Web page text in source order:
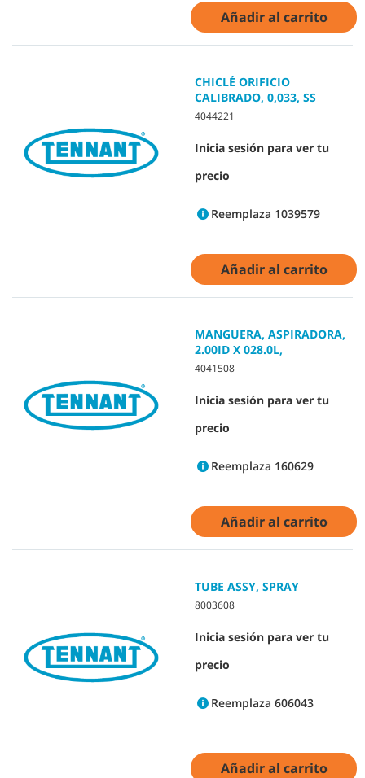
Añadir al carrito
CHICLÉ ORIFICIO
CALIBRADO, 0,033, SS
4044221
Inicia sesión para ver tu
precio
Reemplaza 1039579
Añadir al carrito
MANGUERA, ASPIRADORA,
2.00ID X 028.0L,
4041508
Inicia sesión para ver tu
precio
Reemplaza 160629
Añadir al carrito
TUBE ASSY, SPRAY
8003608
Inicia sesión para ver tu
precio
Reemplaza 606043
Añadir al carrito